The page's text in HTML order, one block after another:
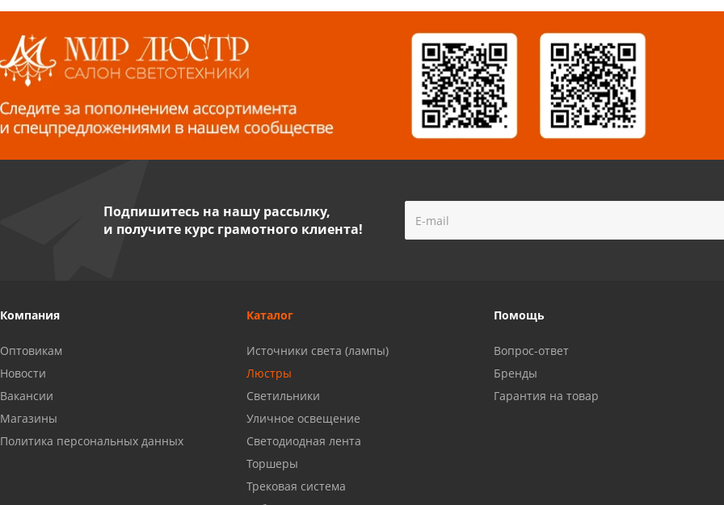
Волжский, ул. Мира 47 В
8 927 255 38 33
Пенза, ул. Пролетарская, 61 ТЦ
"Стройбери"
Миасс, ул. Романенко, 95
8 927 009 54 63
Саратов, ул. Танкистов, 37 (БЦ
Подпишитесь на нашу рассылку,
и получите курс грамотного клиента!
Компания
Оптовикам
Новости
Вакансии
Магазины
Политика персональных данных
Каталог
Источники света (лампы)
Люстры
Светильники
Уличное освещение
Светодиодная лента
Торшеры
Трековая система
Помощь
Вопрос-ответ
Бренды
Гарантия на товар